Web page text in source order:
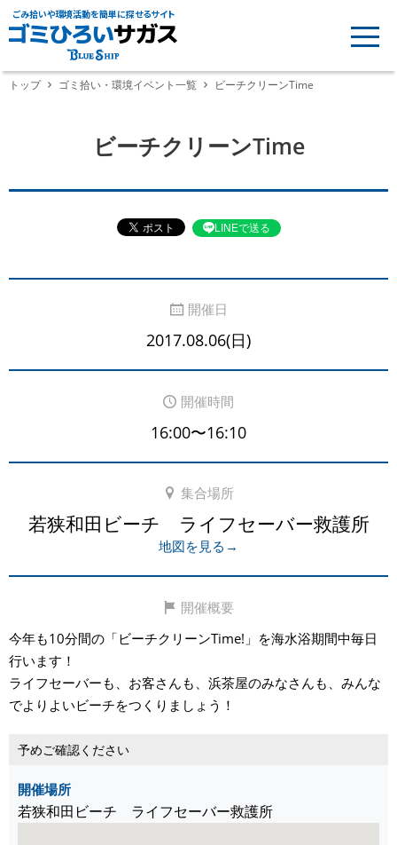
ごみ拾いや環境活動を簡単に探せるサイト
トップ ゴミ拾い・環境イベント一覧 ビーチクリーンTime
ビーチクリーンTime
LINEで送る
開催日
2017.08.06(日)
開催時間
16:00〜16:10
集合場所
若狭和田ビーチ ライフセーバー救護所
地図を見る→
開催概要
今年も10分間の「ビーチクリーンTime!」を海水浴期間中毎日
行います！
ライフセーバーも、お客さんも、浜茶屋のみなさんも、みんな
でよりよいビーチをつくりましょう！
予めご確認ください
開催場所
若狭和田ビーチ ライフセーバー救護所